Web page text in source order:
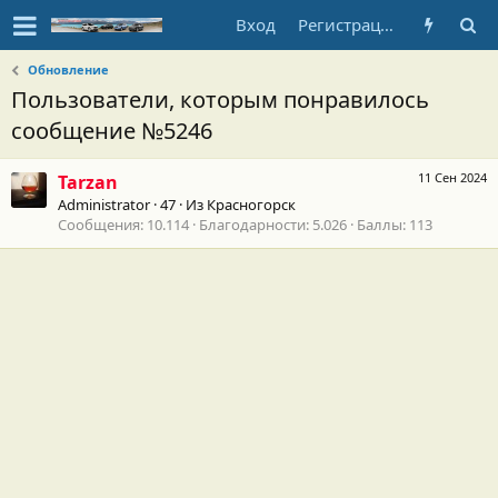
Вход Регистрация
Обновление
Пользователи, которым понравилось
сообщение №5246
11 Сен 2024
Tarzan
Administrator ·47 · Из Красногорск
Сообщения 10.114 Благодарности 5.026 Баллы 113